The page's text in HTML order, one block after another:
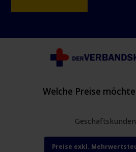
Welche Preise
Preise exkl.